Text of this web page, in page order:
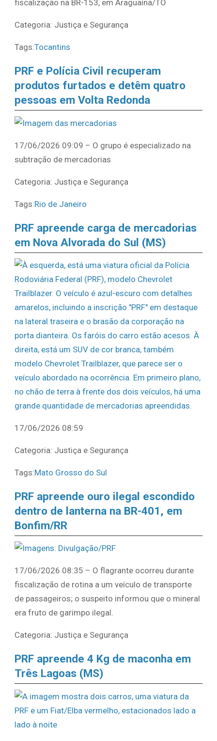
fiscalização na BR-153, em Araguaína/TO
Categoria: Justiça e Segurança
Tags:Tocantins
PRF e Polícia Civil recuperam
produtos furtados e detêm quatro
pessoas em Volta Redonda
17/06/2026 09:09 – O grupo é especializado na
subtração de mercadorias
Categoria: Justiça e Segurança
Tags:Rio de Janeiro
PRF apreende carga de mercadorias
em Nova Alvorada do Sul (MS)
17/06/2026 08:59
Categoria: Justiça e Segurança
Tags:Mato Grosso do Sul
PRF apreende ouro ilegal escondido
dentro de lanterna na BR-401, em
Bonfim/RR
17/06/2026 08:35 – O flagrante ocorreu durante
fiscalização de rotina a um veículo de transporte
de passageiros; o suspeito informou que o mineral
era fruto de garimpo ilegal.
Categoria: Justiça e Segurança
PRF apreende 4 Kg de maconha em
Três Lagoas (MS)